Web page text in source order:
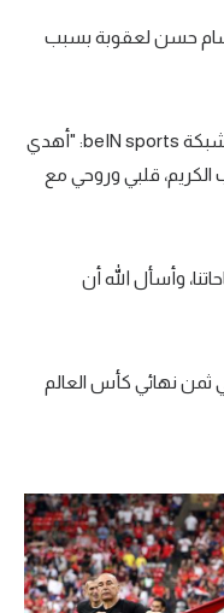
حسن لعقوبة بسبب
وقال العميد عقب اللقاء في تصريحات لشبكة beIN sports: "أهدي
قلبي وروحي مع
وأسأل الله أن
ثمن نهائي كأس العالم